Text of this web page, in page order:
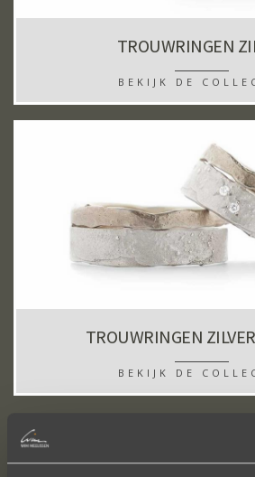
TROUWRINGEN
BEKIJK DE
TROUWRINGEN
BEKIJK DE
TROUWRINGEN EN IK? DAT IS
EERSTE GEZICHT.